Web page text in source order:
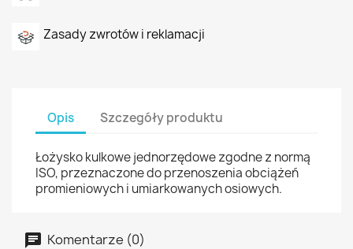
Zasady zwrotów i reklamacji
Opis Szczegóły produktu
Łożysko kulkowe jednorzędowe zgodne z normą
ISO, przeznaczone do przenoszenia obciążeń
promieniowych i umiarkowanych osiowych.
Komentarze (0)